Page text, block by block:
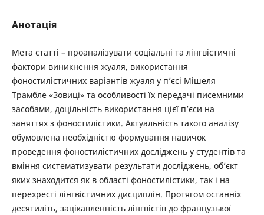
Анотація
Мета статті – проаналізувати соціальні та лінгвістичні
фактори виникнення жуаля, використання
фоностилістичних варіантів жуаля у п’єсі Мішеля
Трамбле «Зовиці» та особливості їх передачі писемними
засобами, доцільність використання цієї п’єси на
заняттях з фоностилістики. Актуальність такого аналізу
обумовлена необхідністю формування навичок
проведення фоностилістичних досліджень у студентів та
вміння систематизувати результати досліджень, об’єкт
яких знаходится як в області фоностилістики, так і на
перехресті лінгвістичних дисциплін. Протягом останніх
десятиліть, зацікавленність лінгвістів до французької